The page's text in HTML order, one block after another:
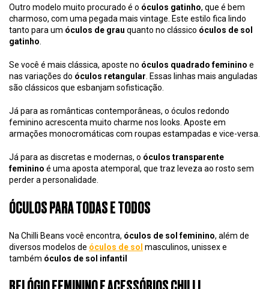
Outro modelo muito procurado é o óculos gatinho, que é bem
charmoso, com uma pegada mais vintage. Este estilo fica lindo
tanto para um óculos de grau quanto no clássico óculos de sol
gatinho
Se você é mais clássica, aposte no óculos quadrado feminino e
nas variações do óculos retangular . Essas linhas mais anguladas
são clássicos que esbanjam sofisticação.
Já para as românticas contemporâneas, o óculos redondo
feminino acrescenta muito charme nos looks. Aposte em
armações monocromáticas com roupas estampadas e vice-versa.
Já para as discretas e modernas, o óculos transparente
feminino é uma aposta atemporal, que traz leveza ao rosto sem
perder a personalidade.
ÓCULOS PARA TODAS E TODOS
Na Chilli Beans você encontra, óculos de sol feminino, além de
diversos modelos de óculos de sol masculinos, unissex e
também óculos de sol infantil